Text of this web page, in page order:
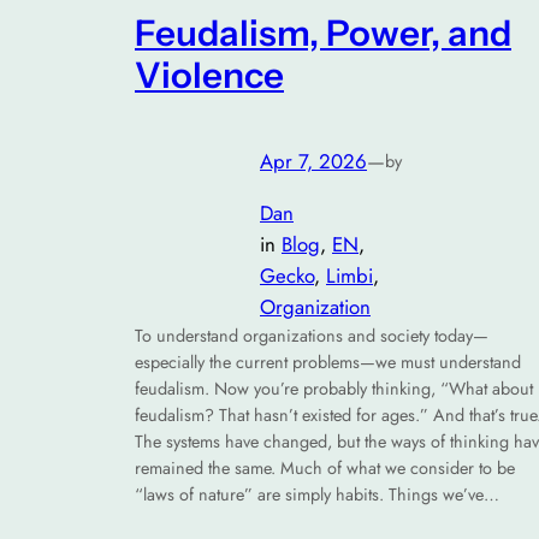
Feudalism, Power, and
Violence
Apr 7, 2026—by
Dan
in Blog, EN
Gecko, Limbi
Organization
To understand organizations and society today—
especially the current problems—we must understand
feudalism. Now you’re probably thinking, “What about
feudalism? That hasn’t existed for ages.” And that’s
The systems have changed, but the ways of thinking
remained the same. Much of what we consider to be
“laws of nature” are simply habits. Things we’ve…